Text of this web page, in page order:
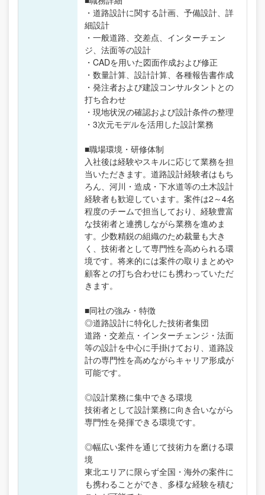
・道路設計に関する計画、予備設計、詳
細設計
・一般道路、交差点、インターチェン
ジ、法面等の設計
・CADを用いた図面作成および修正
・数量計算、設計計算、各種報告書作成
・発注者および建設コンサルタントとの
打ち合わせ
・現地状況の確認および設計条件の整理
・3次元モデルを活用した設計業務
■職場環境・研修体制
入社後は経験やスキルに応じて業務を担
当いただきます。道路設計経験者はもち
ろん、河川・造成・下水道等の土木設計
経験者も歓迎しています。案件は2～4名
程度のチームで担当しており、経験豊富
な技術者と連携しながら業務を進めま
す。少数精鋭の組織のため裁量も大き
く、技術者として専門性を高められる環
境です。将来的には案件の取りまとめや
顧客との打ち合わせにも携わっていただ
きます。
■同社の強み・特徴
◎道路設計に特化した技術者集団
道路・交差点・インターチェンジ・法面
等の設計を中心に手掛けており、道路設
計の専門性を高めながらキャリア形成が
可能です。
◎設計業務に集中できる環境
技術者として設計業務に向き合いながら
専門性を発揮できる環境です。
◎幅広い案件を通じて技術力を磨ける環
境
東北エリアに限らず全国・海外の案件に
も携わることができ、多様な経験を積む